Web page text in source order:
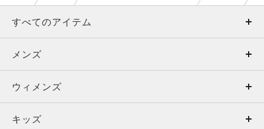
すべてのアイテム
メンズ
ウィメンズ
キッズ
メンズ
トップス
ボトムス
ウィメンズ
トップス
キッズ